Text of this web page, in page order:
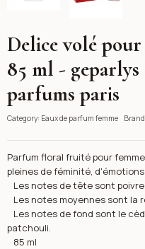
Delice volé
85 ml - geparlys
parfums paris
Category: Eaux de parfum femme
Parfum floral fruité pour
pleines de féminité,
Les notes de tête sont
Les notes moyennes sont la
Les notes de fond sont le
patchouli.
85 ml